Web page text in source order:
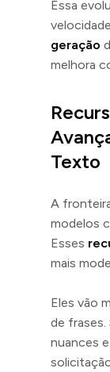
Essa
geração
melhora
Texto
A
modelos
Esses
mais
Eles vão
de frases.
nuances